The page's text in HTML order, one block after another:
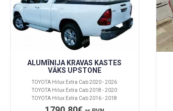
ALUMĪNIJA KRAVAS KASTES
VĀKS UPSTONE
TOYOTA Hilux Extra Cab 2020 - 2026
TOYOTA Hilux Extra Cab 2018 - 2020
TOYOTA Hilux Extra Cab 2016 - 2018